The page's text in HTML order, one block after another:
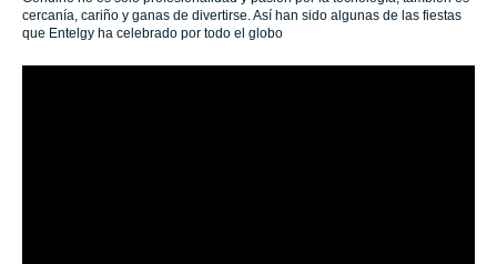
cercanía, cariño y ganas de divertirse. Así han sido algunas de las fiestas
que Entelgy ha celebrado por todo el globo